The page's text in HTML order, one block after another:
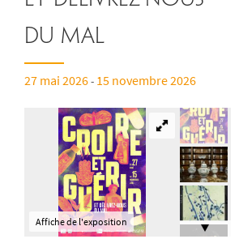
du mal
27 mai 2026- 15 novembre 2026
Affiche de l'exposition